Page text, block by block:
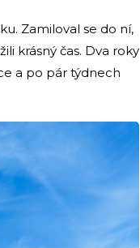
Zamiloval se do ní,
krásný čas. Dva roky
a po pár týdnech